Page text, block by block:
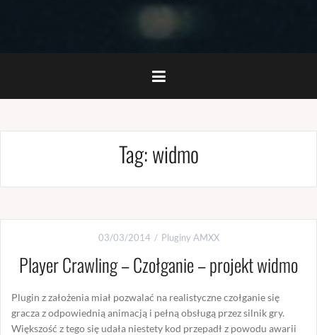
Tag:widmo
03/03/2014 Pluginy AMXX
Player Crawling – Czołganie – projekt widmo
Plugin z założenia miał pozwalać na realistyczne czołganie się
gracza z odpowiednią animacją i pełną obsługą przez silnik gry.
Większość z tego się udała niestety kod przepadł z powodu awarii